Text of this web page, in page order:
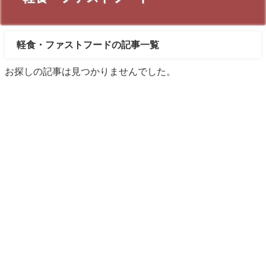
軽食・ファストフードの記事一覧
お探しの記事は見つかりませんでした。